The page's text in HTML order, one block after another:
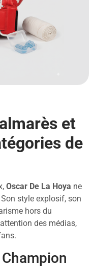
et
de
Oscar De La Hoya ne
style explosif, son
hors du
des médias,